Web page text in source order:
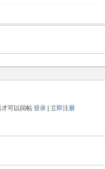
可以回帖 登录| 立即注册